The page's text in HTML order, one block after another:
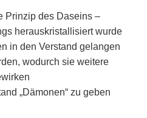
Prinzip des Daseins –
herauskristallisiert wurde
in den Verstand gelangen
wodurch sie weitere
„Dämonen“ zu geben